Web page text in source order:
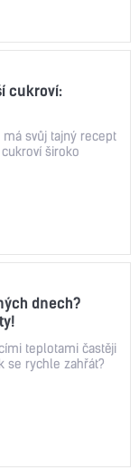
cukroví:
má svůj tajný recept
široko
dnech?
teplotami častěji
se rychle zahřát?